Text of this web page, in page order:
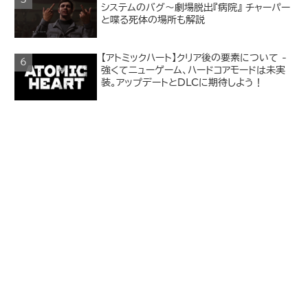
システムのバグ～劇場脱出『病院』 チャーパー
と喋る死体の場所も解説
【アトミックハート】クリア後の要素について -
強くてニューゲーム、ハードコアモードは未実
装。アップデートとDLCに期待しよう！